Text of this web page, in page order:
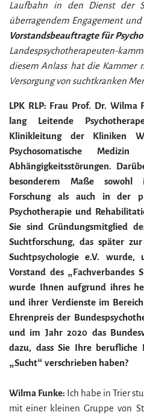
Laufbahn in den Dienst der
überragendem Engagement
Vorstandsbeauftragte für
Landespsychotherapeuten-
diesem Anlass hat die
Versorgung von suchtkranken
LPK RLP: Frau Prof. Dr. Wilma
lang Leitende
Klinikleitung der Kliniken
Psychosomatische
Abhängigkeitsstörungen.
besonderem Maße sowohl
Forschung als auch in der
Psychotherapie und
Sie sind Gründungsmitglied
Suchtforschung, das später
Suchtpsychologie e.V.
Vorstand des „Fachverbandes
wurde Ihnen aufgrund ihres
und ihrer Verdienste im
Ehrenpreis der
und im Jahr 2020 das
dazu, dass Sie Ihre berufliche
„Sucht“ verschrieben haben?
Wilma Funke: Ich habe in Trier
mit einer kleinen Gruppe von